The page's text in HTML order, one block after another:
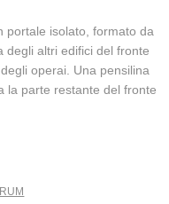
portale isolato, formato da
degli altri edifici del fronte
operai. Una pensilina
la parte restante del fronte